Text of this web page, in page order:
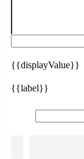
{{displayValue}}
{{label}}